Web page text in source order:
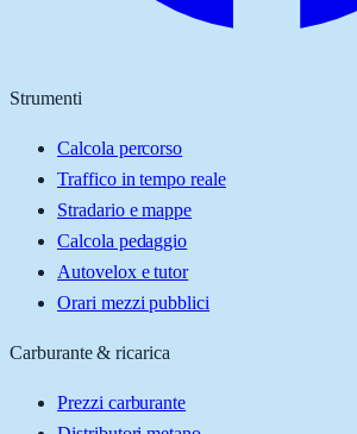
Strumenti
Calcola percorso
Traffico in tempo reale
Stradario e mappe
Calcola pedaggio
Autovelox e tutor
Orari mezzi pubblici
Carburante & ricarica
Prezzi carburante